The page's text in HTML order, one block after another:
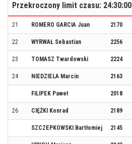
Przekroczony limit czasu: 24:30:00
21 ROMERO GARCIA Juan 2170
22 WYRWAŁ Sebastian 2256
23 TOMASZ Twardowski 2224
24 NIEDZIELA Marcin 2163
FILIPEK Paweł 2018
26 CIĘŻKI Konrad 2189
SZCZEPKOWSKI Bartłomiej 2145